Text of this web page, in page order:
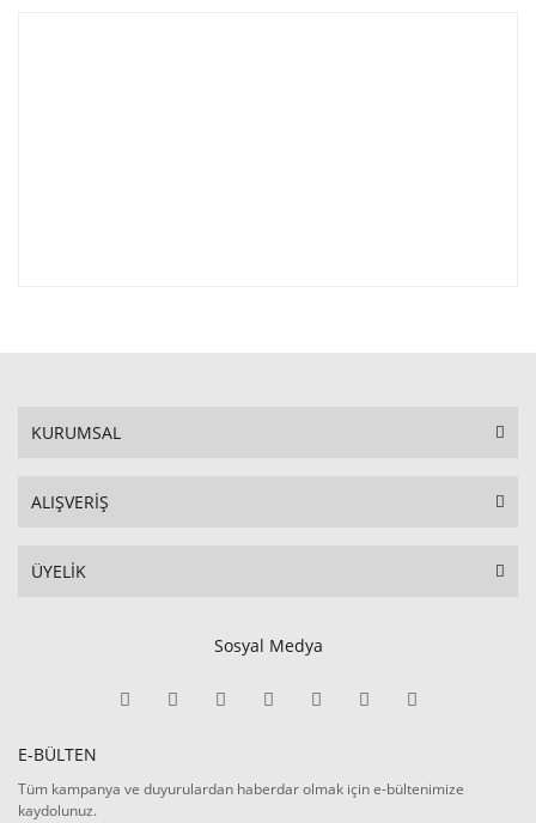
KURUMSAL
ALIŞVERİŞ
ÜYELİK
Sosyal Medya
E-BÜLTEN
Tüm kampanya ve duyurulardan haberdar olmak için e-bültenimize
kaydolunuz.